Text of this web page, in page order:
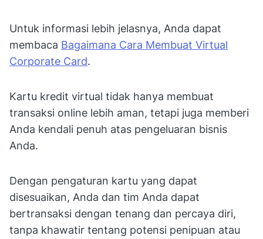
Untuk informasi lebih jelasnya, Anda dapat
membaca Bagaimana Cara Membuat Virtual
Corporate Card.
Kartu kredit virtual tidak hanya membuat
transaksi online lebih aman, tetapi juga memberi
Anda kendali penuh atas pengeluaran bisnis
Anda.
Dengan pengaturan kartu yang dapat
disesuaikan, Anda dan tim Anda dapat
bertransaksi dengan tenang dan percaya diri,
tanpa khawatir tentang potensi penipuan atau